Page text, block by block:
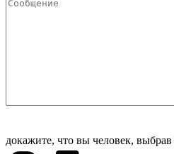
докажите, что вы человек, выбрав